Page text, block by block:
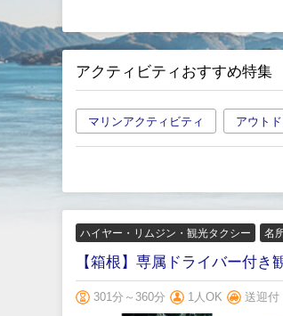
アクティビティおすすめ特集
マリンアクティビティ アウト
ハイヤー・リムジン・観光タクシー 名
【箱根】専属ドライバー付
301分～360分 1人OK 送迎付